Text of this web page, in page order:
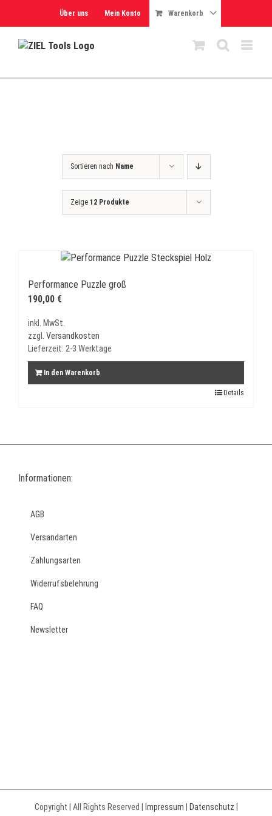
Über uns Mein Konto Warenkorb
Sortieren nach Name
Zeige 12 Produkte
Performance Puzzle groß
190,00 €
inkl. MwSt.
zzgl. Versandkosten
Lieferzeit: 2-3 Werktage
In den Warenkorb
Details
Informationen:
AGB
Versandarten
Zahlungsarten
Widerrufsbelehrung
FAQ
Newsletter
Copyright | All Rights Reserved | Impressum Datenschutz